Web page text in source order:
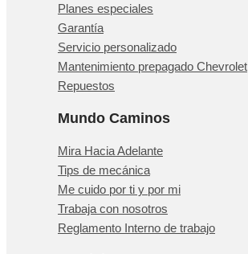
Planes especiales
Garantía
Servicio personalizado
Mantenimiento prepagado Chevrolet
Repuestos
Mundo Caminos
Mira Hacia Adelante
Tips de mecánica
Me cuido por ti y por mi
Trabaja con nosotros
Reglamento Interno de trabajo